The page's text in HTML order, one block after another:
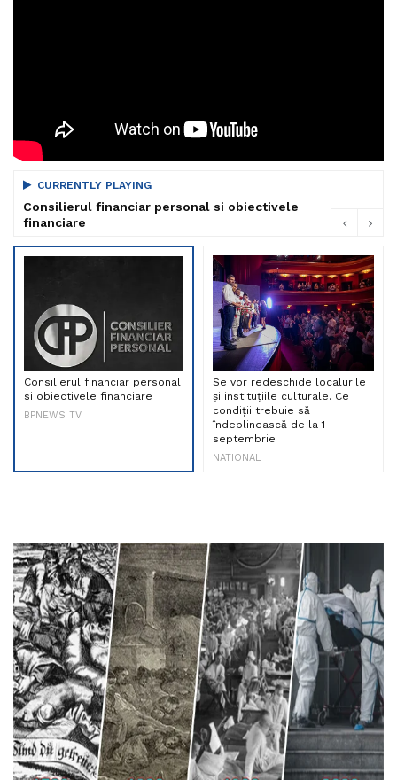
CURRENTLY PLAYING
Consilierul financiar personal si obiectivele
financiare
Consilierul financiar personal
si obiectivele financiare
BPNEWS TV
Se vor redeschide localurile
și instituțiile culturale. Ce
condiții trebuie să
îndeplinească de la 1
septembrie
NATIONAL